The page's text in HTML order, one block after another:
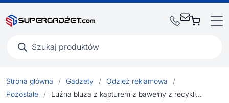
produktów
Strona główna / Gadżety / Odzież reklamowa
/
Pozostałe
/ Luźna bluza z kapturem z bawełny z recyklingu Iqoniq Yoho